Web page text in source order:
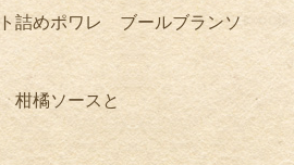
詰めポワレ ブールブランソ
柑橘ソースと